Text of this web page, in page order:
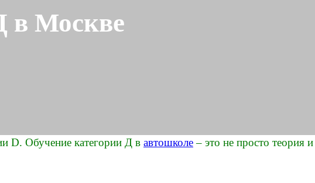
в Москве
D. Обучение категории Д в автошколе– это не просто теория и